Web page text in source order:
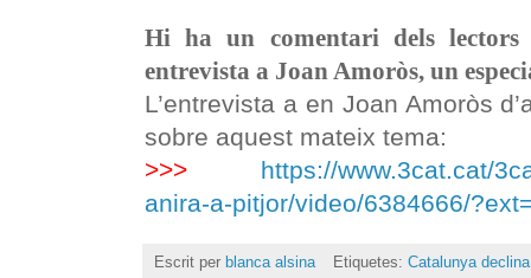
Hi ha un comentari dels lectors
entrevista a Joan Amoròs, un
L’entrevista a en Joan Amoròs
sobre aquest mateix tema:
>>>
https://www.3cat.cat/
anira-a-pitjor/video/6384666/
Escrit per blanca alsina Etiquetes: Catalunya declina